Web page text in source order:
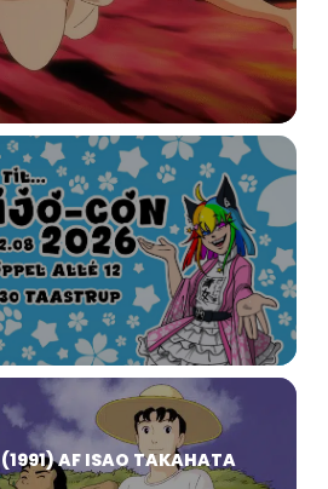
AF ISAO TAKAHATA